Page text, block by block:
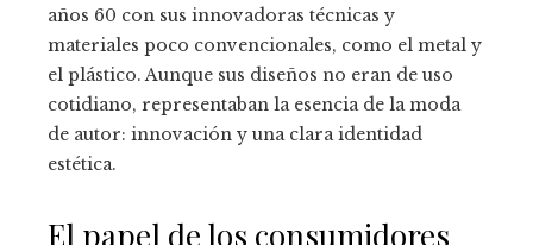
años 60 con sus innovadoras técnicas y
materiales poco convencionales, como el metal y
el plástico. Aunque sus diseños no eran de uso
cotidiano, representaban la esencia de la moda
de autor: innovación y una clara identidad
estética.
El papel de los consumidores